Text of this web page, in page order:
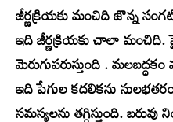
జీర్ణక్రియకు మంచిది జొన్న
ఇది జీర్ణక్రియకు చాలా మంచిది.
మెరుగుపరుస్తుంది .
ఇది పేగుల కదలికను
సమస్యలను తగ్గిస్తుంది.